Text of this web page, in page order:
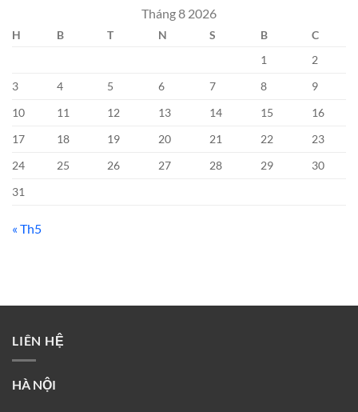
Tháng 8 2026
H B T N S B
C
1
2
3
4 5 6 7 8
9
10
11 12 13 14 15
16
17
18 19 20 21 22
23
24
25 26 27 28 29
30
31
« Th5
LIÊN HỆ
HÀ NỘI